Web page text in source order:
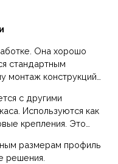
Она хорошо
стандартным
монтаж конструкций
с другими
Используются как
крепления. Это
размерам профиль
решения.